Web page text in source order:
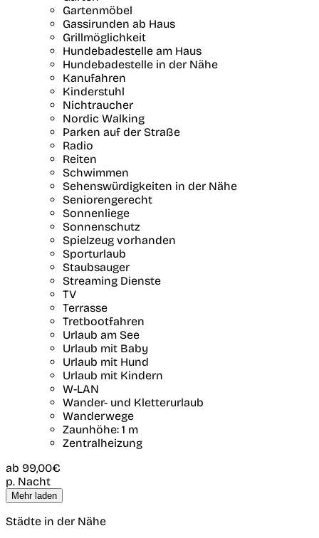
Gartenmöbel
Gassirunden ab Haus
Grillmöglichkeit
Hundebadestelle am Haus
Hundebadestelle in der Nähe
Kanufahren
Kinderstuhl
Nichtraucher
Nordic Walking
Parken auf der Straße
Radio
Reiten
Schwimmen
Sehenswürdigkeiten in der Nähe
Seniorengerecht
Sonnenliege
Sonnenschutz
Spielzeug vorhanden
Sporturlaub
Staubsauger
Streaming Dienste
TV
Terrasse
Tretbootfahren
Urlaub am See
Urlaub mit Baby
Urlaub mit Hund
Urlaub mit Kindern
W-LAN
Wander- und Kletterurlaub
Wanderwege
Zaunhöhe: 1 m
Zentralheizung
ab 99,00€
p. Nacht
Mehr laden
Städte in der Nähe